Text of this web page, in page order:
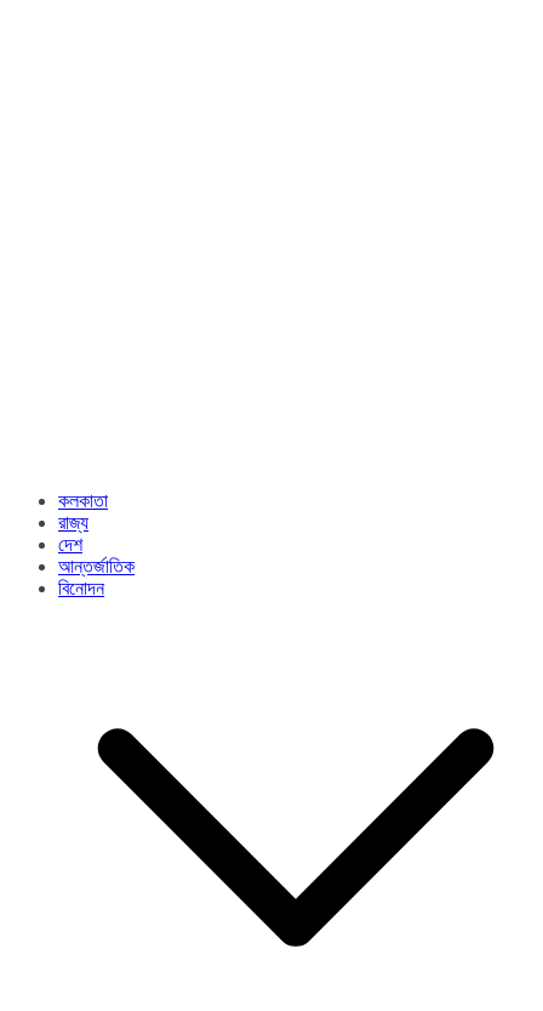
কলকাতা
রাজ্য​
দেশ
আন্তর্জাতিক
বিনোদন